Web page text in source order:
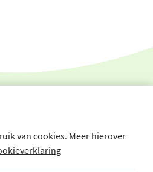
van cookies. Meer hierover